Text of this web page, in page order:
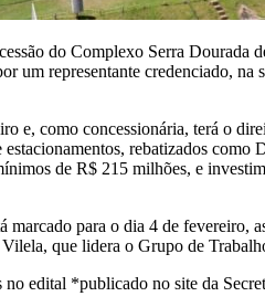
do Complexo Serra
um representante credenciado,
e, como concessionária, terá o
rebatizados
de R$ 215 milhões, e
para o dia 4 de fevereiro,
que lidera o Grupo de
edital *publicado no site da